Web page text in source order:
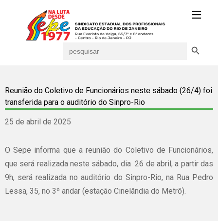
for:
Reunião do Coletivo de Funcionários neste sábado (26/4) foi
transferida para o auditório do Sinpro-Rio
25 de abril de 2025
O Sepe informa que a reunião do Coletivo de Funcionários,
que será realizada neste sábado, dia 26 de abril, a partir das
9h, será realizada no auditório do Sinpro-Rio, na Rua Pedro
Lessa, 35, no 3º andar (estação Cinelândia do Metrô).